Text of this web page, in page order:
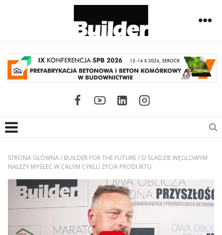
STRONA GŁÓWNA/ BUILDER FOR THE FUTURE/ O ŚLADZIE WĘGLOWYM
NALEŻY MYŚLEĆ W CAŁYM CYKLU ŻYCIA PRODUKTU